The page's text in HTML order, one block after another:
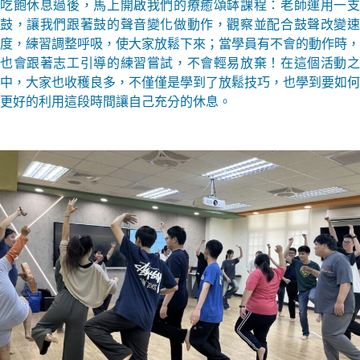
吃飽休息過後，馬上開啟我們的療癒頌缽課程：老師運用一支
鼓，讓我們跟著鼓的聲音變化做動作，觀察並配合鼓聲改變速
度，練習調整呼吸，使大家放鬆下來；當學員有不會的動作時，
也會跟著志工引導的練習嘗試，不會輕易放棄！在這個活動之
中，大家也收穫良多，不僅僅是學到了放鬆技巧，也學到要如何
更好的利用這段時間讓自己充分的休息。